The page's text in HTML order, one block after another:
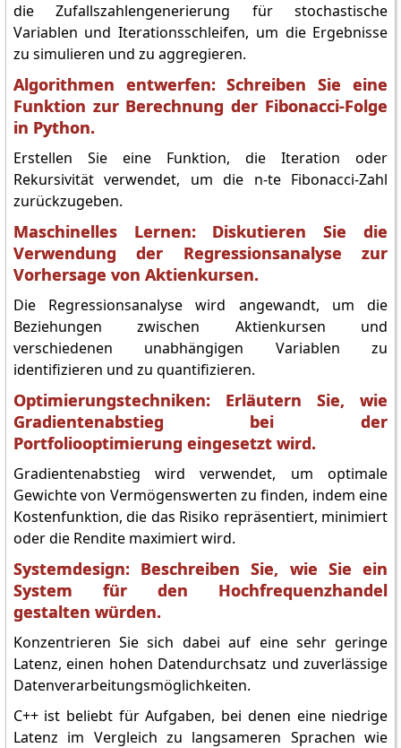
die Zufallszahlengenerierung für stochastische
Variablen und Iterationsschleifen, um die Ergebnisse
zu simulieren und zu aggregieren.
Algorithmen entwerfen: Schreiben Sie eine
Funktion zur Berechnung der Fibonacci-Folge
in Python.
Erstellen Sie eine Funktion, die Iteration oder
Rekursivität verwendet, um die n-te Fibonacci-Zahl
zurückzugeben.
Maschinelles Lernen: Diskutieren Sie die
Verwendung der Regressionsanalyse zur
Vorhersage von Aktienkursen.
Die Regressionsanalyse wird angewandt, um die
Beziehungen zwischen Aktienkursen und
verschiedenen unabhängigen Variablen zu
identifizieren und zu quantifizieren.
Optimierungstechniken: Erläutern Sie, wie
Gradientenabstieg bei der
Portfoliooptimierung eingesetzt wird.
Gradientenabstieg wird verwendet, um optimale
Gewichte von Vermögenswerten zu finden, indem eine
Kostenfunktion, die das Risiko repräsentiert, minimiert
oder die Rendite maximiert wird.
Systemdesign: Beschreiben Sie, wie Sie ein
System für den Hochfrequenzhandel
gestalten würden.
Konzentrieren Sie sich dabei auf eine sehr geringe
Latenz, einen hohen Datendurchsatz und zuverlässige
Datenverarbeitungsmöglichkeiten.
C++ ist beliebt für Aufgaben, bei denen eine niedrige
Latenz im Vergleich zu langsameren Sprachen wie